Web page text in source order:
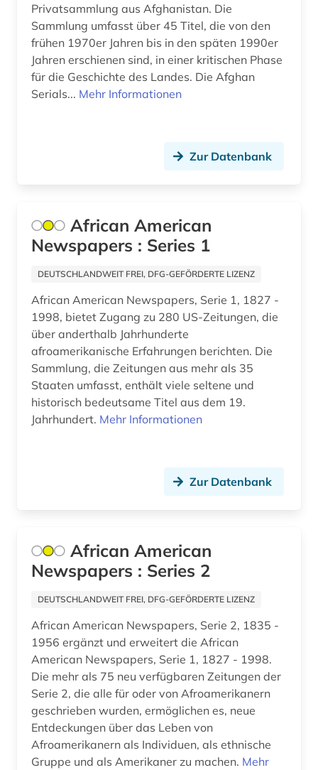
displaced person (1)
dissens (1)
dokumentenserver (1)
dorf (1)
druckgraphik (2)
drucktechnik (1)
dunhuang (1)
dunhuang-handschriften (2)
dänemark (17)
edelfelt, albert | maler (2)
edition (2)
eheschließung (1)
elektronische ressource (1)
elektronische zeitschrift (9)
elektronisches buch (13)
elektrotechnik (1)
emblem (1)
Privatsammlung aus Afghanistan. Die
Sammlung umfasst über 45 Titel, die von den
frühen 1970er Jahren bis in den späten 1990er
Jahren erschienen sind, in einer kritischen Phase
für die Geschichte des Landes. Die Afghan
Serials... Mehr Informationen
Zur Datenbank
African American
Newspapers : Series 1
DEUTSCHLANDWEIT FREI, DFG-GEFÖRDERTE LIZENZ
African American Newspapers, Serie 1, 1827 -
1998, bietet Zugang zu 280 US-Zeitungen, die
über anderthalb Jahrhunderte
afroamerikanische Erfahrungen berichten. Die
Sammlung, die Zeitungen aus mehr als 35
Staaten umfasst, enthält viele seltene und
historisch bedeutsame Titel aus dem 19.
Jahrhundert. Mehr Informationen
Zur Datenbank
African American
Newspapers : Series 2
DEUTSCHLANDWEIT FREI, DFG-GEFÖRDERTE LIZENZ
African American Newspapers, Serie 2, 1835 -
1956 ergänzt und erweitert die African
American Newspapers, Serie 1, 1827 - 1998.
Die mehr als 75 neu verfügbaren Zeitungen der
Serie 2, die alle für oder von Afroamerikanern
geschrieben wurden, ermöglichen es, neue
Entdeckungen über das Leben von
Afroamerikanern als Individuen, als ethnische
Gruppe und als Amerikaner zu machen. Mehr